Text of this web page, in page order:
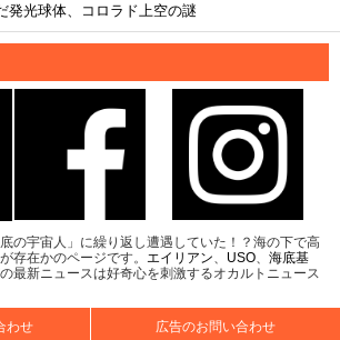
発光球体、コロラド上空の謎
の宇宙人」に繰り返し遭遇していた！？海の下で高
存在かのページです。 エイリアン、 USO、 海底基
最新ニュースは好奇心を刺激するオカルトニュース
わせ 広告のお問い合わせ